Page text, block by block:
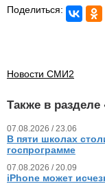
Поделиться:
Новости СМИ2
Также в разделе
07.08.2026 / 23.06
В пяти школах
госпрограмме
07.08.2026 / 20.09
iPhone может